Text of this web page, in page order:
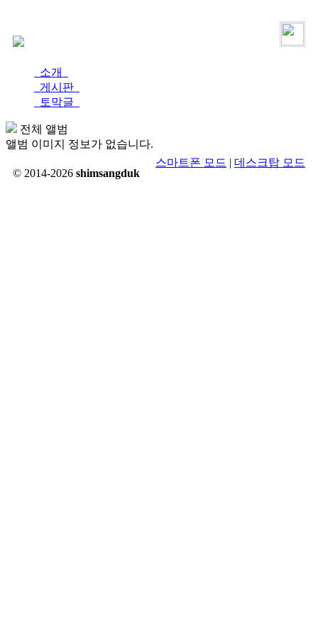
소개
게시판
토막글
전체 앨범
앨범 이미지 정보가 없습니다.
© 2014-2026 shimsangduk
스마트폰 모드 | 데스크탑 모드